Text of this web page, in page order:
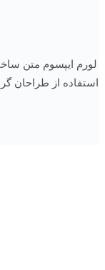
لورم ایپسوم متن
استفاده از طراحان